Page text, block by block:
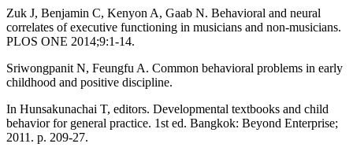
Zuk J, Benjamin C, Kenyon A, Gaab N. Behavioral and neural
correlates of executive functioning in musicians and non-musicians.
PLOS ONE 2014;9:1-14.
Sriwongpanit N, Feungfu A. Common behavioral problems in early
childhood and positive discipline.
In Hunsakunachai T, editors. Developmental textbooks and child
behavior for general practice. 1st ed. Bangkok: Beyond Enterprise;
2011. p. 209-27.